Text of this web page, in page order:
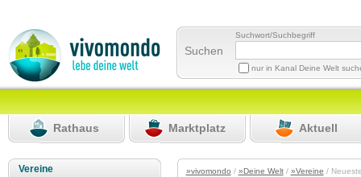
Suchen
Suchwort/Suchbegriff
nur in Kanal Deine Welt
Rathaus Marktplatz Aktuell
Vereine
»vivomondo / »Deine Welt/ »Vereine /